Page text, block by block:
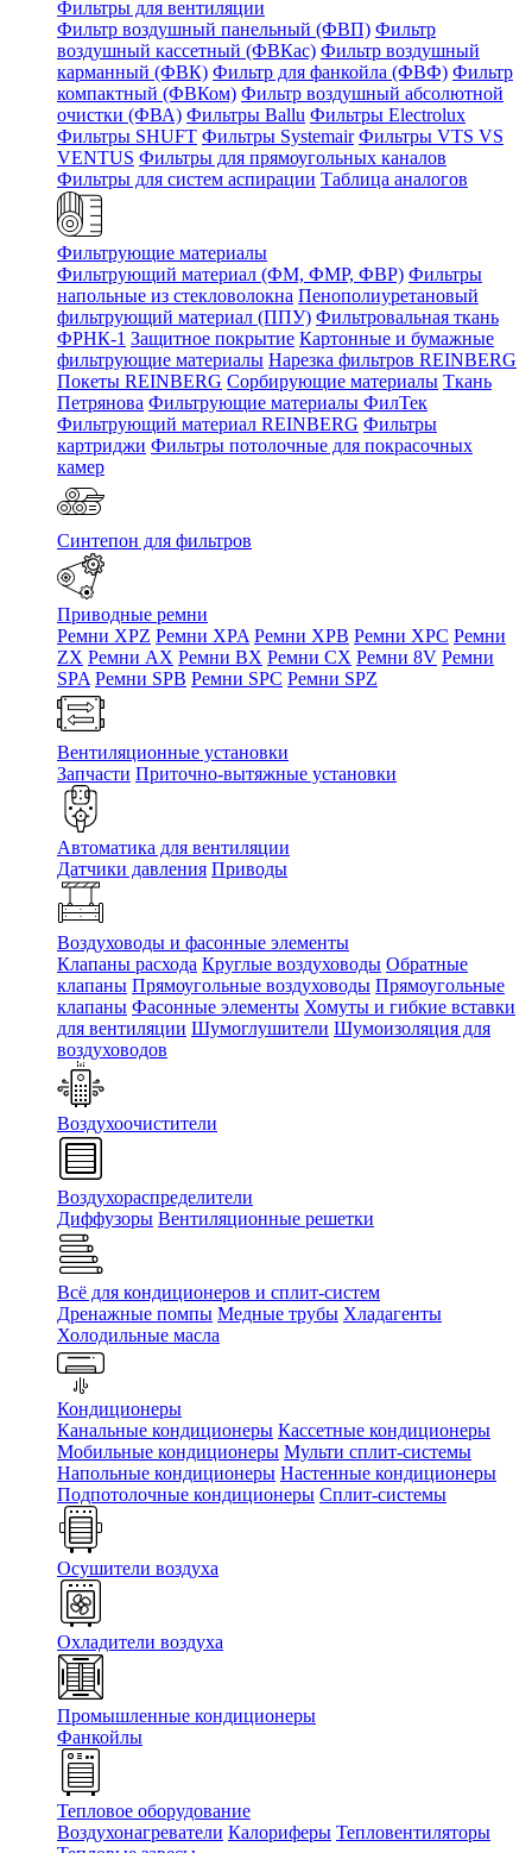
Фильтры для вентиляции
Фильтр воздушный панельный (ФВП) Фильтр
воздушный кассетный (ФВКас) Фильтр воздушный
карманный (ФВК) Фильтр для фанкойла (ФВФ) Фильтр
компактный (ФВКом) Фильтр воздушный абсолютной
очистки (ФВА) Фильтры Ballu Фильтры Electrolux
Фильтры SHUFT Фильтры Systemair Фильтры VTS VS
VENTUS Фильтры для прямоугольных каналов
Фильтры для систем аспирации Таблица аналогов
Фильтрующие материалы
Фильтрующий материал (ФМ, ФМР, ФВР) Фильтры
напольные из стекловолокна Пенополиуретановый
фильтрующий материал (ППУ) Фильтровальная ткань
ФРНК-1 Защитное покрытие Картонные и бумажные
фильтрующие материалы Нарезка фильтров REINBERG
Покеты REINBERG Сорбирующие материалы Ткань
Петрянова Фильтрующие материалы ФилТек
Фильтрующий материал REINBERG Фильтры
картриджи Фильтры потолочные для покрасочных
камер
Синтепон для фильтров
Приводные ремни
Ремни XPZ Ремни XPA Ремни XPB Ремни XPC Ремни
ZX Ремни AX Ремни BX Ремни CX Ремни 8V Ремни
SPA Ремни SPB Ремни SPC Ремни SPZ
Вентиляционные установки
Запчасти Приточно-вытяжные установки
Автоматика для вентиляции
Датчики давления Приводы
Воздуховоды и фасонные элементы
Клапаны расхода Круглые воздуховоды Обратные
клапаны Прямоугольные воздуховоды Прямоугольные
клапаны Фасонные элементы Хомуты и гибкие вставки
для вентиляции Шумоглушители Шумоизоляция для
воздуховодов
Воздухоочистители
Воздухораспределители
Диффузоры Вентиляционные решетки
Всё для кондиционеров и сплит-систем
Дренажные помпы Медные трубы Хладагенты
Холодильные масла
Кондиционеры
Канальные кондиционеры Кассетные кондиционеры
Мобильные кондиционеры Мульти сплит-системы
Напольные кондиционеры Настенные кондиционеры
Подпотолочные кондиционеры Сплит-системы
Осушители воздуха
Охладители воздуха
Промышленные кондиционеры
Фанкойлы
Тепловое оборудование
Воздухонагреватели Калориферы Тепловентиляторы